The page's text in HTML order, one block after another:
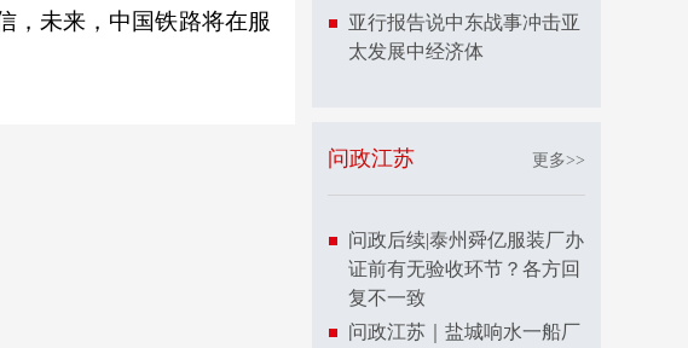
，未来，中国铁路将在服
亚行报告说中东战事冲击亚
太发展中经济体
问政江苏 更多>>
问政后续|泰州舜亿服装厂办
证前有无验收环节？各方回
复不一致
问政江苏｜盐城响水一船厂